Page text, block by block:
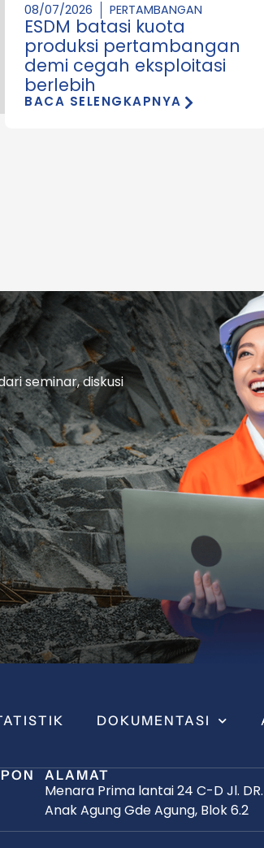
08/07/2026 PERTAMBANGAN
ESDM batasi kuota
produksi pertambangan
demi cegah eksploitasi
berlebih
BACA SELENGKAPNYA
seminar, diskusi
DOKUMENTASI
ALAMAT
Menara Prima lantai 24 C-D Jl.
Anak Agung Gde Agung, Blok 6.2